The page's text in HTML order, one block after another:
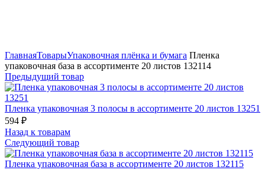
ГлавнаяТоварыУпаковочная плёнка и бумага Пленка
упаковочная база в ассортименте 20 листов 132114
Предыдущий товар
Пленка упаковочная 3 полосы в ассортименте 20 листов 13251
594 ₽
Назад к товарам
Следующий товар
Пленка упаковочная база в ассортименте 20 листов 132115